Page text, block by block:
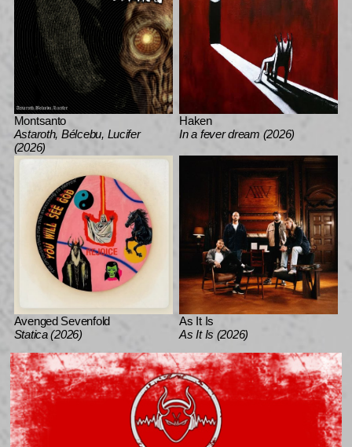
Montsanto
Astaroth, Bélcebu, Lucifer
(2026)
Haken
In a fever dream (2026)
Avenged Sevenfold
Statica (2026)
As It Is
As It Is (2026)